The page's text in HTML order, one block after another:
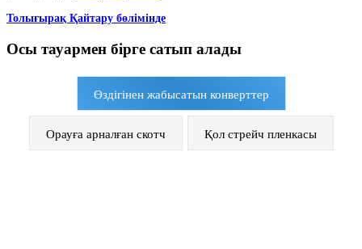
Толығырақ Қайтару бөлімінде
Осы тауармен бірге сатып алады
Өздігінен жабысатын конверттер
Орауға арналған скотч Қол стрейч пленкасы